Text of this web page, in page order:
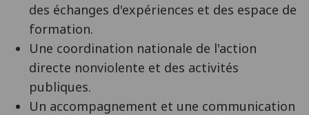
des échanges d'expériences et des espace de
formation.
Une coordination nationale de l'action
directe nonviolente et des activités
publiques.
Un accompagnement et une communication